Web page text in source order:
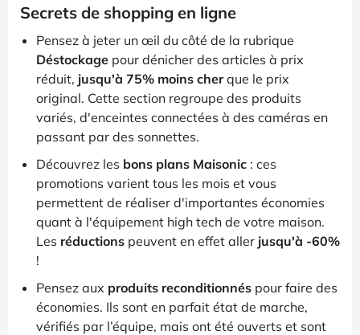
Secrets de shopping en ligne
Pensez à jeter un œil du côté de la rubrique
Déstockage pour dénicher des articles à prix
réduit, jusqu'à 75% moins cherque le prix
original. Cette section regroupe des produits
variés, d'enceintes connectées à des caméras en
passant par des sonnettes.
Découvrez les bons plans Maisonic : ces
promotions varient tous les mois et vous
permettent de réaliser d'importantes économies
quant à l'équipement high tech de votre maison.
Les réductions peuvent en effet aller jusqu'à -60%
!
Pensez aux produits reconditionnés pour faire des
économies. Ils sont en parfait état de marche,
vérifiés par l’équipe, mais ont été ouverts et sont